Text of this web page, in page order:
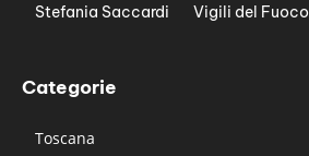
Stefania Saccardi
Vigili del Fuoco
Categorie
Toscana